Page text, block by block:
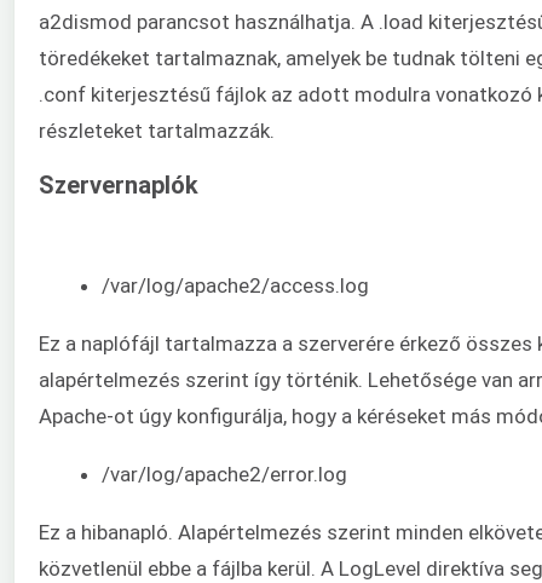
a2dismod parancsot használhatja. A .load
töredékeket tartalmaznak, amelyek be tudnak tölteni
.conf kiterjesztésű fájlok az adott modulra vonatkozó
részleteket tartalmazzák.
Szervernaplók
/var/log/apache2/access.log
Ez a naplófájl tartalmazza a szerverére érkező összes
alapértelmezés szerint így történik. Lehetősége van
Apache-ot úgy konfigurálja, hogy a kéréseket más
/var/log/apache2/error.log
Ez a hibanapló. Alapértelmezés szerint minden
közvetlenül ebbe a fájlba kerül. A LogLevel direktíva